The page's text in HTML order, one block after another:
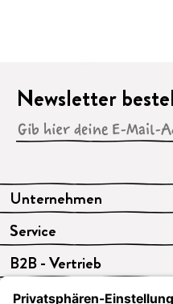
Unternehmen
Service
B2B - Vertrieb
Newsletter